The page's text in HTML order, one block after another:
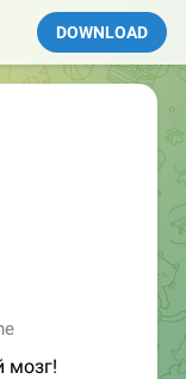
DOWNLOAD
мозг!